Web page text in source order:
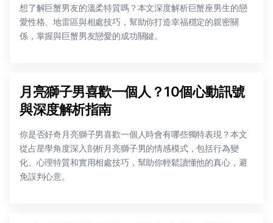
想了解巨蟹男友的溫柔特質嗎？本文深度解析巨蟹座男生的戀
愛性格、地雷區與相處技巧，幫助你打造幸福穩定的親密關
係，掌握與巨蟹男友戀愛的成功關鍵。
月亮獅子男喜歡一個人？10個心動訊號
與深度解析指南
你是否好奇月亮獅子男喜歡一個人時會有哪些獨特表現？本文
從占星學角度深入剖析月亮獅子男的情感模式，包括行為變
化、心理特質和實用相處技巧，幫助你輕鬆讀懂他的真心，避
免誤判心意。